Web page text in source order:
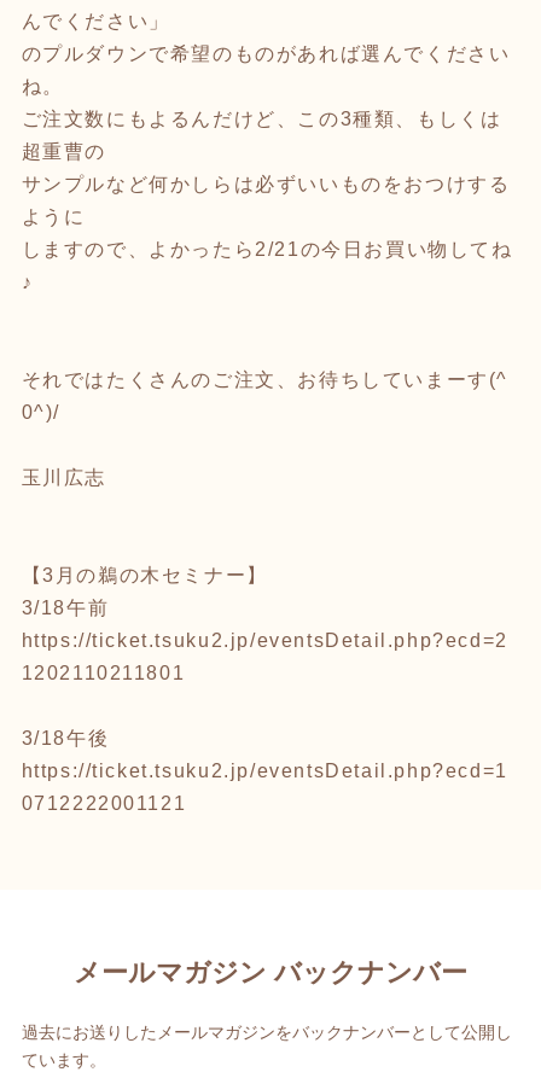
んでください」
のプルダウンで希望のものがあれば選んでください
ね。
ご注文数にもよるんだけど、この3種類、もしくは
超重曹の
サンプルなど何かしらは必ずいいものをおつけする
ように
しますので、よかったら2/21の今日お買い物してね
♪
それではたくさんのご注文、お待ちしていまーす(^
0^)/
玉川広志
【3月の鵜の木セミナー】
3/18午前
https://ticket.tsuku2.jp/eventsDetail.php?ecd=2
1202110211801
3/18午後
https://ticket.tsuku2.jp/eventsDetail.php?ecd=1
0712222001121
メールマガジン バックナンバー
過去にお送りしたメールマガジンをバックナンバーとして公開し
ています。